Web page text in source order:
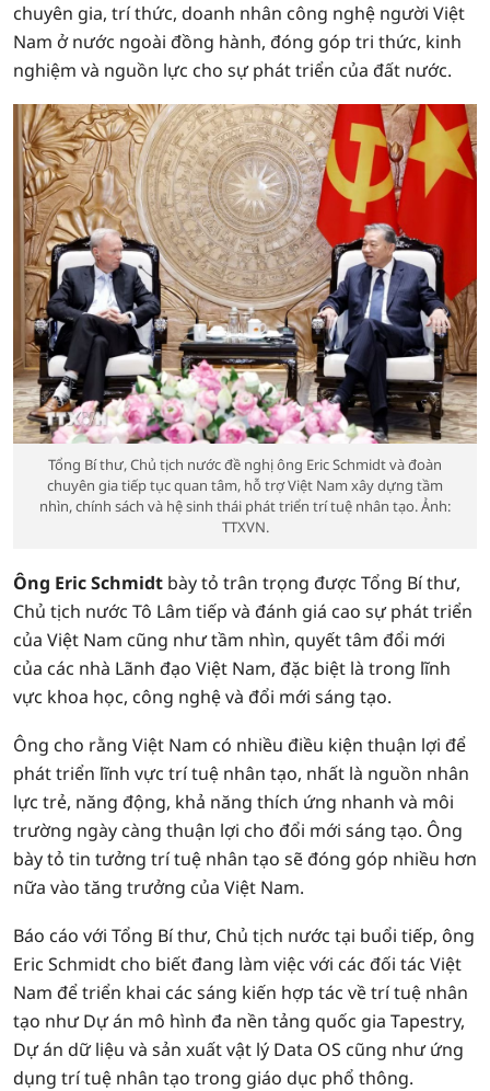
chuyên gia, trí thức, doanh nhân công nghệ người Việt
Nam ở nước ngoài đồng hành, đóng góp tri thức, kinh
nghiệm và nguồn lực cho sự phát triển của đất nước.
Tổng Bí thư, Chủ tịch nước đề nghị ông Eric Schmidt và đoàn
chuyên gia tiếp tục quan tâm, hỗ trợ Việt Nam xây dựng tầm
nhìn, chính sách và hệ sinh thái phát triển trí tuệ nhân tạo. Ảnh:
TTXVN.
Ông Eric Schmidt bày tỏ trân trọng được Tổng Bí thư,
Chủ tịch nước Tô Lâm tiếp và đánh giá cao sự phát triển
của Việt Nam cũng như tầm nhìn, quyết tâm đổi mới
của các nhà Lãnh đạo Việt Nam, đặc biệt là trong lĩnh
vực khoa học, công nghệ và đổi mới sáng tạo.
Ông cho rằng Việt Nam có nhiều điều kiện thuận lợi để
phát triển lĩnh vực trí tuệ nhân tạo, nhất là nguồn nhân
lực trẻ, năng động, khả năng thích ứng nhanh và môi
trường ngày càng thuận lợi cho đổi mới sáng tạo. Ông
bày tỏ tin tưởng trí tuệ nhân tạo sẽ đóng góp nhiều hơn
nữa vào tăng trưởng của Việt Nam.
Báo cáo với Tổng Bí thư, Chủ tịch nước tại buổi tiếp, ông
Eric Schmidt cho biết đang làm việc với các đối tác Việt
Nam để triển khai các sáng kiến hợp tác về trí tuệ nhân
tạo như Dự án mô hình đa nền tảng quốc gia Tapestry,
Dự án dữ liệu và sản xuất vật lý Data OS cũng như ứng
dụng trí tuệ nhân tạo trong giáo dục phổ thông.